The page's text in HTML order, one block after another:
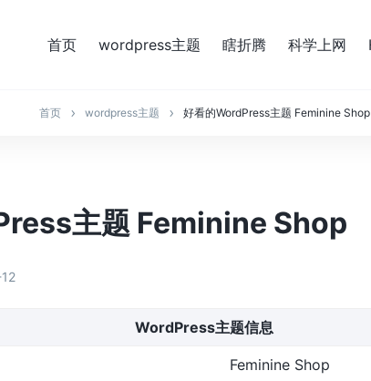
首页 wordpress主题 瞎折腾 科学上网
首页 wordpress主题 好看的WordPress主题 Feminine Shop
主题 Feminine Shop
WordPress主题信息
Feminine Shop